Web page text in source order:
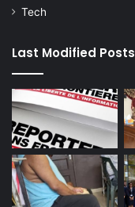
Tech
Last Modified Posts